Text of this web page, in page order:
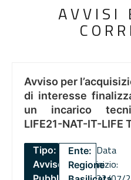
AVVISI
Avviso per
di interesse
un incarico
LIFE21-NAT-IT-LIFE
Tipo:
Avviso
Ente:
Regione
Data
inizio: